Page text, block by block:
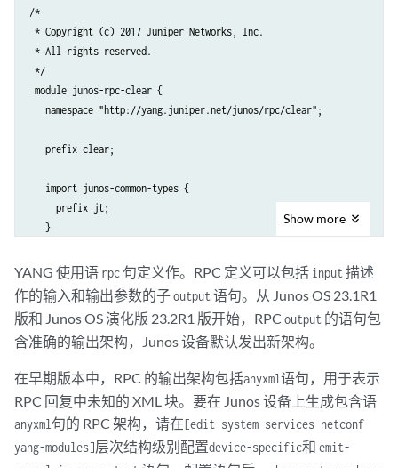
/*
* Copyright (c) 2017 Juniper Networks, Inc.
* All rights reserved.
*/
module junos-rpc-clear {
   namespace "http://yang.juniper.net/junos/rpc/clear";
   prefix clear;
   import junos-common-types {
     prefix jt;
   }
   organization "Juniper Networks, Inc.";
   contact "yang-support@juniper.net";
   description "Junos RPC YANG module for clear command(s)";
   revision 2017-01-01 {
     description "Junos: 17.4R1.17";
   }
   rpc clear-cli-logical-system {
Show more
YANG 使用语 rpc 句定义作。RPC 定义可以包括 input描述
作的输入和输出参数的子output语句。从 Junos OS 23.1R1
版和 Junos OS 演化版 23.2R1 版开始，RPC output 的语句包
含准确的输出架构，Junos 设备默认发出新架构。
在早期版本中，RPC 的输出架构包括anyxml语句，用于表示
RPC 回复中未知的 XML 块。要在 Junos 设备上生成包含语
anyxml句的 RPC 架构，请在[edit system services netconf
yang-modules]层次结构级别配置device-specific和 emit-